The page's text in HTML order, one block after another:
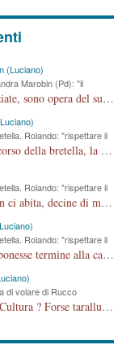
(Luciano)
Marobin (Pd): "il
Consigliera Marobin, tutte le cose da Lei evidenziate, sono opera del suo ex Assessore e compagno di Partito Antonio Marco Dalla Pozza Assessore alla "progettazione" di piste ciclabili e altre porcherie. A lui manderei il conto da saldare per incidenti e danni alle persone. E' ora che "finiamola." Avete perso rassegnatevi. qui IL SINDACO RUCCO NON C'ENTRA PER NIENTE. CAPITO!!!!!!!! Amen.
Rolando: "rispettare il
Caro fratuck, conosco molto bene la zona, il percorso della bretella, la situazione dei cittadini, abito in Viale Trento. A partire dal 2003 ho partecipato al Comitato di Maddalene pro bretella, e a riunioni propositive per apportare modifiche al progetto. Numerose mie foto del territorio sono arrivate a Roma, altri miei interventi (non graditi dalla Sx) sono stati pubblicati dal GdV, assieme ad altri come Ciro Asproso, ora favorevole alla bretella. Ho partecipato alla raccolta firme per la chiusura della strada x 5 giorni eseguita dal Sindaco Hullwech per sforamento 180 Micro/g. Pertanto come impegno per la tematica sono apposto con la coscienza. Ora il Progetto è partito, fine! Voglio dire che la nuova Giunta "comunale" non c'entra più. L'opera sarà "malauguratamente" eseguita, ma non con il mio placet. Il Consigliere Comunale dovrebbe capire che la campagna elettorale è finita, con buona pace di tutti. Quello che invece dovrebbe interessare è la proprietà della strada, dall'uscita autostradale Ovest, sino alla Rotatoria dell'Albara, vi sono tre possessori: Autostrade SpA; La Provincia, il Comune. Come la mettiamo per il futuro ? I costi, da 50 sono saliti a 100 milioni di € come dire 20 milioni a KM (!) da non credere. Comunque si farà. Ma nessuno canti Vittoria, anzi meglio non farne un ulteriore fatto "partitico" per questioni elettorali o di seggio. Se mi manda la sua mail, sono disponibile ad inviare i documenti e le foto sopra descritte. Con ossequi, Luciano Parolin
Rolando: "rispettare il
Non sarà utile a lei dott. Parolin che di sicuro non ci abita, decine di migliaia di TIR, automobili e padroncini che passano quotidianamente per una strada appena rotabile, non è più possibile stendere i panni, attraversare la strada senza rischiare la morte, le case stanno crepando, i tempi sono cambiati e la bretella non passerà assolutamente per maddalene (ma cosa sta a dire?!), dia invece responsabilità a chi ha costruito tagliando la strada che doveva invece terminare a isola vicentina e non al moracchino lasciando Motta di Costabissara ancora in panne di traffico. I tempi sono cambiati dottore e se l'anagrafe della vita stagna nell'essere umano impressioni conservatrici, la società non le considera perchè va avanti, si industrializza e ha bisogno di infrastrutture e di sviluppo. Ultima considerazione, se è geloso di Rolando perchè vede in lui solo campagne politiche mentre si difendono i SOLI diritti dei cittadini, la preghiamo faccia considerazioni più appropriate. Saluti e complimenti per i suoi scritti.
Rolando: "rispettare il
Sarebbe ora che il consigliere comunale Pidino, ponesse termine alla campagna elettorale nel territorio del suo seggio Villaggio del Sole. La tiraca è iniziata, distruggerà 6 km di prateria ovest della città, ricca di fonti e sorgenti d'acqua. I cittadini di Maddalene non avranno più Pace la notte. Molta colpa per la costruzione di questa Strada è proprio del signor Rolando,dei suoi gazebo mobili e che vuol far passare questa opera VANDALICA come progetto "utile" a chi ? Non è cosa seria sig. Rolando!
di volare di Rucco
Vorrei sapere dal C.C. Rolando cosa intende per Cultura ? Forse tarallucci, vino e sagre, o spaghetti tricolori del PD ? Il continuo (s)parlare della mostra a Palazzo Chiericati caro consigliere DANNEGGIA FORTEMENTE l'immagine della città TUTTA e fa deviare i consensi che in RUSSIA (badi bene ex U.R.S.S.) sono ECCELLENTI. A livello artistico l'evento è di alta Valenza culturale, COMPITO di Tutta la Cittadinanza fare il possibile per propagandare l'iniziativa senza farne UN CASO PARTITICO come fa Lei da sempre. Meno Gazebo + Partecipazione! E così sia. Amen.